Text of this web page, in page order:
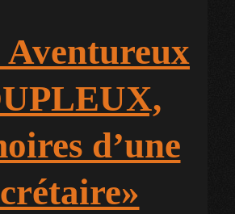
Aventureux
d’une